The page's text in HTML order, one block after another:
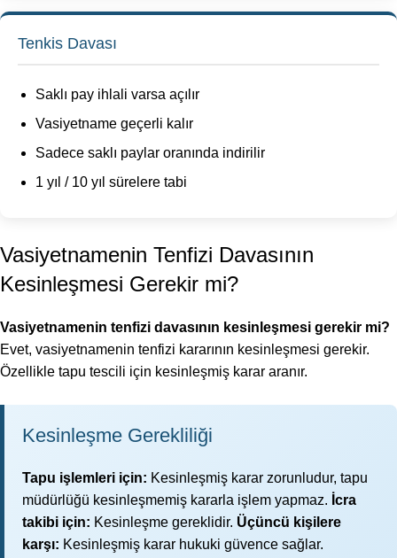
Tenkis Davası
Saklı pay ihlali varsa açılır
Vasiyetname geçerli kalır
Sadece saklı paylar oranında indirilir
1 yıl / 10 yıl sürelere tabi
Vasiyetnamenin Tenfizi Davasının
Kesinleşmesi Gerekir mi?
Vasiyetnamenin tenfizi davasının kesinleşmesi gerekir mi?
Evet, vasiyetnamenin tenfizi kararının kesinleşmesi gerekir.
Özellikle tapu tescili için kesinleşmiş karar aranır.
Kesinleşme Gerekliliği
Tapu işlemleri için: Kesinleşmiş karar zorunludur, tapu
müdürlüğü kesinleşmemiş kararla işlem yapmaz. İcra
takibi için: Kesinleşme gereklidir. Üçüncü kişilere
karşı: Kesinleşmiş karar hukuki güvence sağlar.